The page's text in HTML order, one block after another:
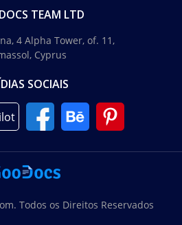
TEAM LTD
4 Alpha Tower, of. 11,
Cyprus
SOCIAIS
Todos os Direitos Reservados